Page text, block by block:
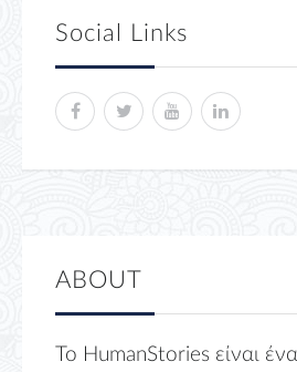
Social Links
ABOUT
Το HumanStories είναι ένα